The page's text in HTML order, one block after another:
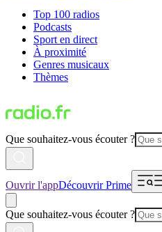
Top 100 radios
Podcasts
Sport en direct
À proximité
Genres musicaux
Thèmes
Que souhaitez-vous écouter ?
Ouvrir l'appDécouvrir Prime
Que souhaitez-vous écouter ?